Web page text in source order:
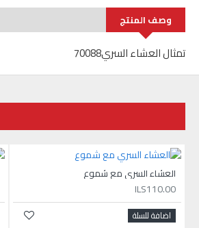
وصف المنتج
تمثال العشاء السري70088
العشاء السري مع شموع
ILS110.00
اضافة للسلة